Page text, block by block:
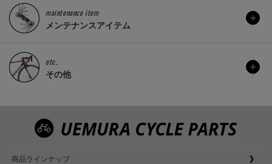
maintenance item
メンテナンスアイテム
etc..
その他
商品ラインナップ